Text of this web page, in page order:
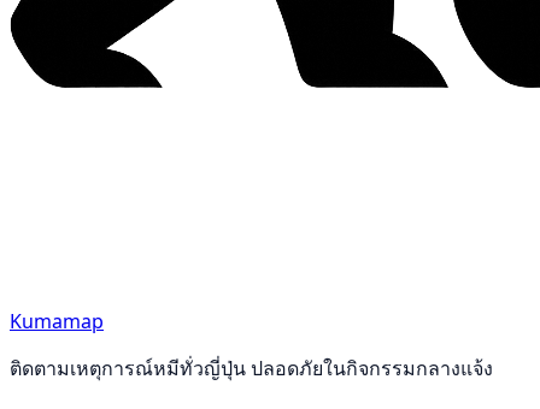
Kumamap
ติดตามเหตุการณ์หมีทั่วญี่ปุ่น ปลอดภัยในกิจกรรมกลางแจ้ง